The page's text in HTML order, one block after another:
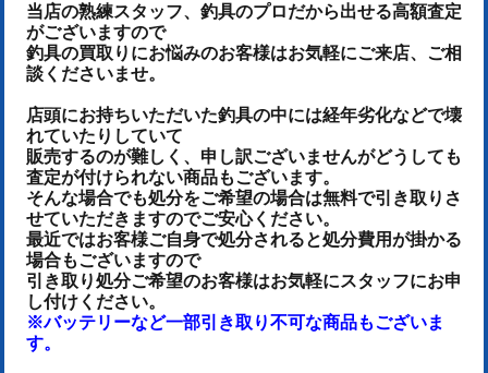
当店の熟練スタッフ、釣具のプロだから出せる高額査定
がございますので
釣具の買取りにお悩みのお客様はお気軽にご来店、ご相
談くださいませ。
店頭にお持ちいただいた釣具の中には経年劣化などで壊
れていたりしていて
販売するのが難しく、申し訳ございませんがどうしても
査定が付けられない商品もございます。
そんな場合でも処分をご希望の場合は無料で引き取りさ
せていただきますのでご安心ください。
最近ではお客様ご自身で処分されると処分費用が掛かる
場合もございますので
引き取り処分ご希望のお客様はお気軽にスタッフにお申
し付けください。
※バッテリーなど一部引き取り不可な商品もございま
す。